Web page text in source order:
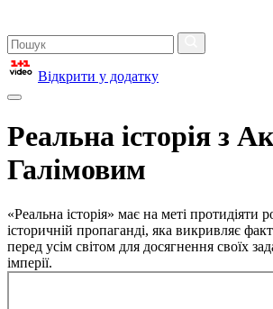
Відкрити у додатку
Реальна історія з
Галімовим
«Реальна історія» має на меті протидіяти
історичній пропаганді, яка викривляє
перед усім світом для досягнення своїх
імперії.